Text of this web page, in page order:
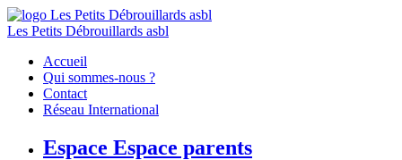
Les Petits Débrouillards asbl
Accueil
Qui sommes-nous ?
Contact
Réseau International
Espace Espace parents